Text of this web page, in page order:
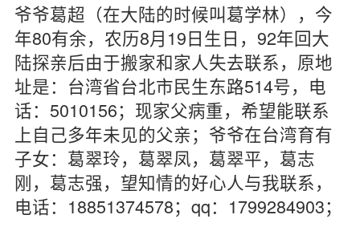
爷爷葛超（在大陆的时候叫葛学林），今
年80有余，农历8月19日生日，92年回大
陆探亲后由于搬家和家人失去联系，原地
址是：台湾省台北市民生东路514号，电
话：5010156；现家父病重，希望能联系
上自己多年未见的父亲；爷爷在台湾育有
子女：葛翠玲，葛翠凤，葛翠平，葛志
刚，葛志强，望知情的好心人与我联系，
电话：18851374578；qq：1799284903；